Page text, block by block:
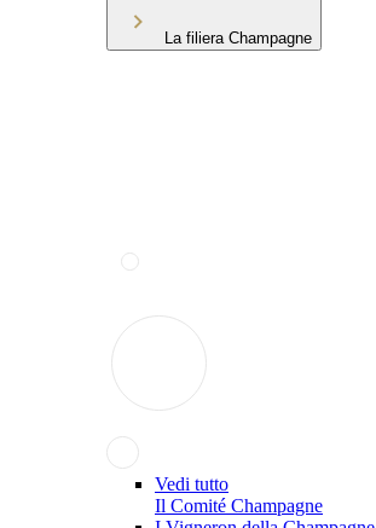
La filiera Champagne
Vedi tutto
Il Comité Champagne